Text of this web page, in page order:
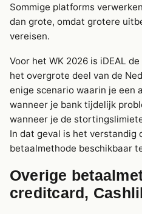
Sommige platforms
dan grote, omdat grotere
vereisen.
Voor het WK 2026 is iDEAL
het overgrote deel van de
enige scenario waarin je een
wanneer je bank tijdelijk
wanneer je de
In dat geval is het verstandig
betaalmethode beschikbaar
Overige
creditcard,